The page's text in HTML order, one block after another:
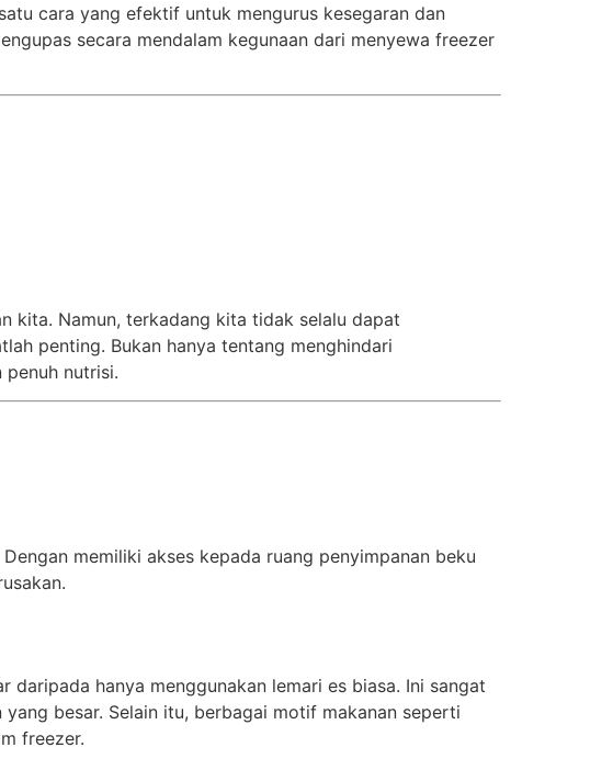
cara yang efektif untuk mengurus kesegaran dan
secara mendalam kegunaan dari menyewa freezer
kita. Namun, terkadang kita tidak selalu dapat
penting. Bukan hanya tentang menghindari
nutrisi.
memiliki akses kepada ruang penyimpanan beku
hanya menggunakan lemari es biasa. Ini sangat
besar. Selain itu, berbagai motif makanan seperti
freezer.